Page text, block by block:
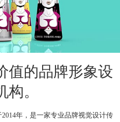
值的品牌形象设
构。
年，是一家专业品牌视觉设计传